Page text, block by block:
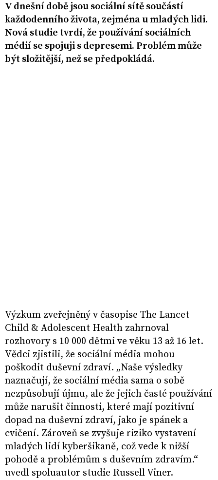
V dnešní době jsou sociální sítě součástí
každodenního života, zejména u mladých lidi.
Nová studie tvrdí, že používání sociálních
médií se spojuji s depresemi. Problém může
být složitější, než se předpokládá.
Výzkum zveřejněný v časopise The Lancet
Child & Adolescent Health zahrnoval
rozhovory s 10 000 dětmi ve věku 13 až 16 let.
Vědci zjistili, že sociální média mohou
poškodit duševní zdraví. „Naše výsledky
naznačují, že sociální média sama o sobě
nezpůsobují újmu, ale že jejich časté používání
může narušit činnosti, které mají pozitivní
dopad na duševní zdraví, jako je spánek a
cvičení. Zároveň se zvyšuje riziko vystavení
mladých lidí kyberšikaně, což vede k nižší
pohodě a problémům s duševním zdravím.“
uvedl spoluautor studie Russell Viner.